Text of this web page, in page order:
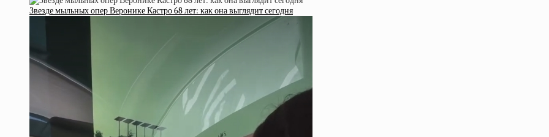
Звезде мыльных опер Веронике Кастро 68 лет: как она выглядит сегодня